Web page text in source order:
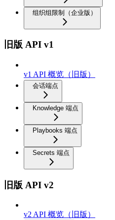
组织组限制（企业版）
旧版 API v1
v1 API 概览（旧版）
会话端点
Knowledge 端点
Playbooks 端点
Secrets 端点
旧版 API v2
v2 API 概览（旧版）